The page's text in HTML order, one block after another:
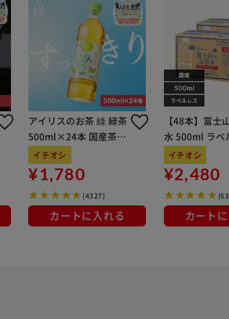
アイリスのお茶 綠 緑茶
500ml×24本 国産茶葉
100％使用
イチオシ
¥1,780
(4327)
カートに入れる
【48本】富士
水 500ml ラベ
イチオシ
¥2,480
カート